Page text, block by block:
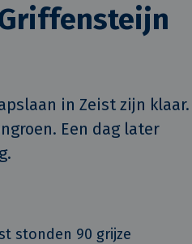
in Zeist zijn klaar.
Een dag later
stonden 90 grijze